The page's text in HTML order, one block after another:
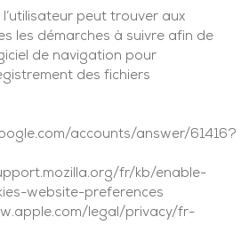
peut trouver aux
les démarches à suivre afin de
de navigation pour
des fichiers
accounts/answer/61416?
fr/kb/enable-
website-preferences
legal/privacy/fr-